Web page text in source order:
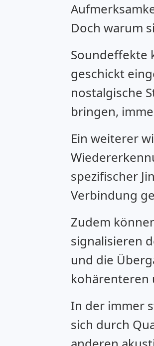
Doch warum
Soundeffekte
geschickt
nostalgische
bringen,
Ein weiterer
spezifischer
Verbindung
Zudem
signalisieren
und die
kohärenteren
In der immer
sich durch